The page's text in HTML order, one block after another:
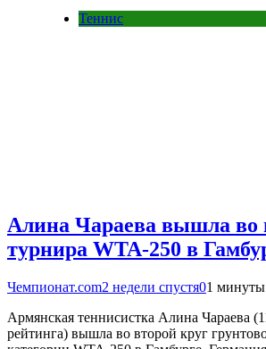
Теннис
Алина Чараева вышла во
турнира WTA-250 в
Чемпионат.com2 недели спустя01 минуты
Армянская теннисистка Алина Чараева
рейтинга) вышла во второй круг